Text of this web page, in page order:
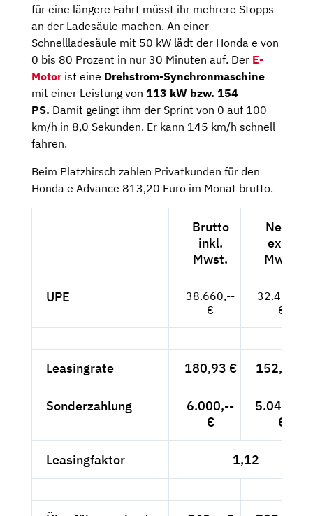
für eine längere Fahrt müsst ihr mehrere Stopps
an der Ladesäule machen. An einer
Schnellladesäule mit 50 kW lädt der Honda e von
0 bis 80 Prozent in nur 30 Minuten auf. Der E-
Motorist eine Drehstrom-Synchronmaschine
mit einer Leistung von 113 kW bzw. 154
PS. Damit gelingt ihm der Sprint von 0 auf 100
km/h in 8,0 Sekunden. Er kann 145 km/h schnell
fahren.
Beim Platzhirsch zahlen Privatkunden für den
Honda e Advance 813,20 Euro im Monat brutto.
Brutto
inkl.
Mwst.
Netto
exkl.
Mwst.
UPE
38.660,--
€
32.487,--
€
Leasingrate 180,93 € 152,04 €
Sonderzahlung
6.000,--
€
5.042,02
€
Leasingfaktor 1,12